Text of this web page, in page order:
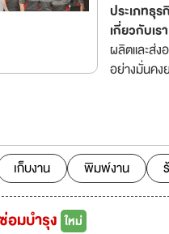
ประเภทธุร
เกี่ยวกับเร
ผลิตและส่ง
อย่างมั่นคง
ต่างของ
ภายในปร
แม็กซิโก โปแลนด์ เป็นต้น นโยบายคุณภาพ
มาตรฐาน
การเติบโต
เก็บงาน พิมพ์งาน
อมบำรุง ใหม่